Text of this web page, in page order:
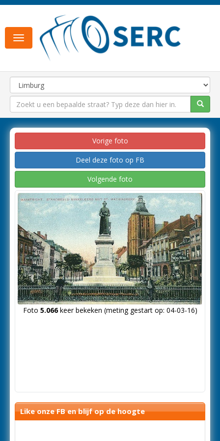
Toggle
navigation
Vorige foto
Deel deze foto op FB
Volgende foto
Foto 5.066keer bekeken (meting gestart op: 04-03-16)
Like onze FB en blijf op de hoogte